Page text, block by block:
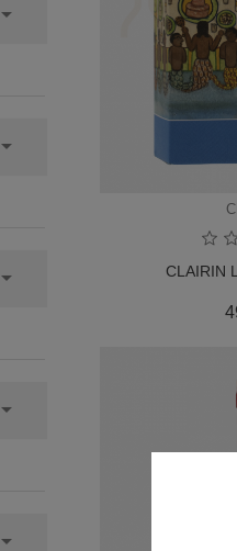





CLAIRIN